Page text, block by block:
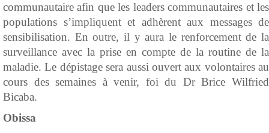
communautaire afin que les leaders communautaires et les
populations s’impliquent et adhèrent aux messages de
sensibilisation. En outre, il y aura le renforcement de la
surveillance avec la prise en compte de la routine de la
maladie. Le dépistage sera aussi ouvert aux volontaires au
cours des semaines à venir, foi du Dr Brice Wilfried
Bicaba.
Obissa